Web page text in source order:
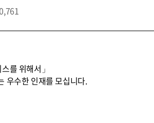
를 위해서」
우수한 인재를 모십니다.